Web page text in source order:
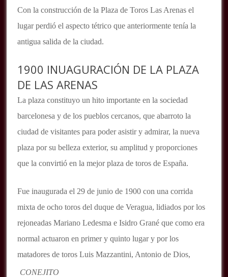
Con la construcción de la Plaza de Toros Las Arenas el
lugar perdió el aspecto tétrico que anteriormente tenía la
antigua salida de la ciudad.
1900 INUAGURACIÓN DE LA PLAZA
DE LAS ARENAS
La plaza constituyo un hito importante en la sociedad
barcelonesa y de los pueblos cercanos, que abarroto la
ciudad de visitantes para poder asistir y admirar, la nueva
plaza por su belleza exterior, su amplitud y proporciones
que la convirtió en la mejor plaza de toros de España.
Fue inaugurada el 29 de junio de 1900 con una corrida
mixta de ocho toros del duque de Veragua, lidiados por los
rejoneadas Mariano Ledesma e Isidro Grané que como era
normal actuaron en primer y quinto lugar y por los
matadores de toros Luis Mazzantini, Antonio de Dios,
CONEJITO